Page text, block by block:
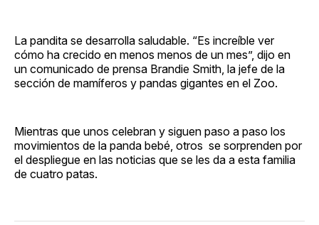
La pandita se desarrolla saludable. “Es increíble ver
cómo ha crecido en menos menos de un mes”, dijo en
un comunicado de prensa Brandie Smith, la jefe de la
sección de mamíferos y pandas gigantes en el Zoo.
Mientras que unos celebran y siguen paso a paso los
movimientos de la panda bebé, otros se sorprenden por
el despliegue en las noticias que se les da a esta familia
de cuatro patas.